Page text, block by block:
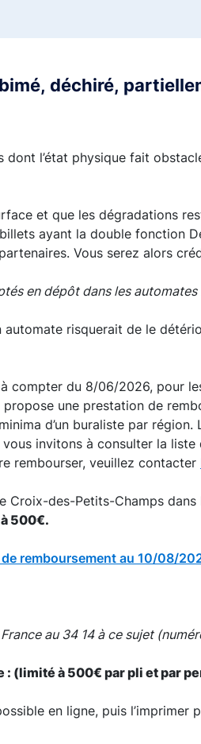
déchiré,
dont l’état physique fait
et que les dégradations
ayant la double fonction
Vous serez alors
en dépôt dans les
risquerait de le
du 8/06/2026, pour
une prestation de
d’un buraliste par région.
invitons à consulter la liste
rembourser, veuillez contacter
des-Petits-Champs dans
500€.
remboursement au 10/08/
au 34 14 à ce sujet
: (limité à 500€ par pli et par
en ligne, puis l’imprimer